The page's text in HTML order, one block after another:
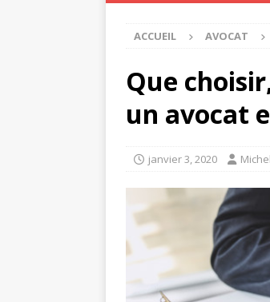
ACCUEIL AVOCAT
Que
un avocat
janvier 3, 2020